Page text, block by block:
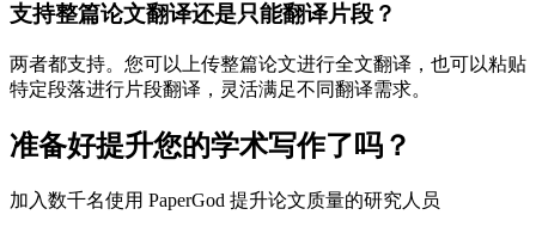
支持整篇论文翻译还是只能翻译片段？
两者都支持。您可以上传整篇论文进行全文翻译，也可以粘贴
特定段落进行片段翻译，灵活满足不同翻译需求。
准备好提升您的学术写作了吗？
加入数千名使用 PaperGod 提升论文质量的研究人员